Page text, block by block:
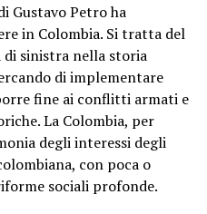
Gustavo Petro ha
in Colombia. Si tratta del
sinistra nella storia
di implementare
fine ai conflitti armati e
La Colombia, per
degli interessi degli
con poca o
sociali profonde.